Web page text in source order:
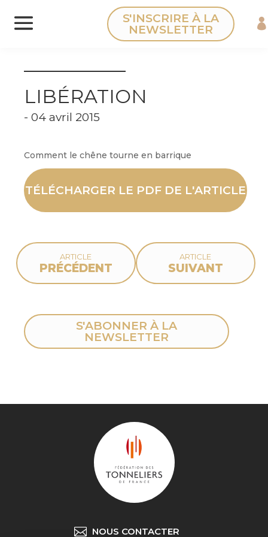
Panneau de gestion des cookies
S'INSCRIRE À LA
NEWSLETTER
LIBÉRATION
- 04 avril 2015
Comment le chêne tourne en barrique
TÉLÉCHARGER LE PDF DE L'ARTICLE
ARTICLE
PRÉCÉDENT
ARTICLE
SUIVANT
S'ABONNER À LA
NEWSLETTER
NOUS CONTACTER